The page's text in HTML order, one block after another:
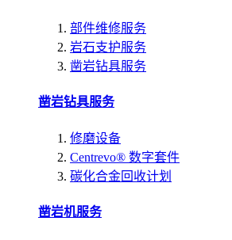
部件维修服务
岩石支护服务
凿岩钻具服务
凿岩钻具服务
修磨设备
Centrevo® 数字套件
碳化合金回收计划
凿岩机服务